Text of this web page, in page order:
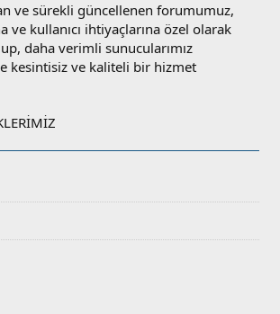
ve sürekli güncellenen forumumuz,
ve kullanıcı ihtiyaçlarına özel olarak
daha verimli sunucularımız
kesintisiz ve kaliteli bir hizmet